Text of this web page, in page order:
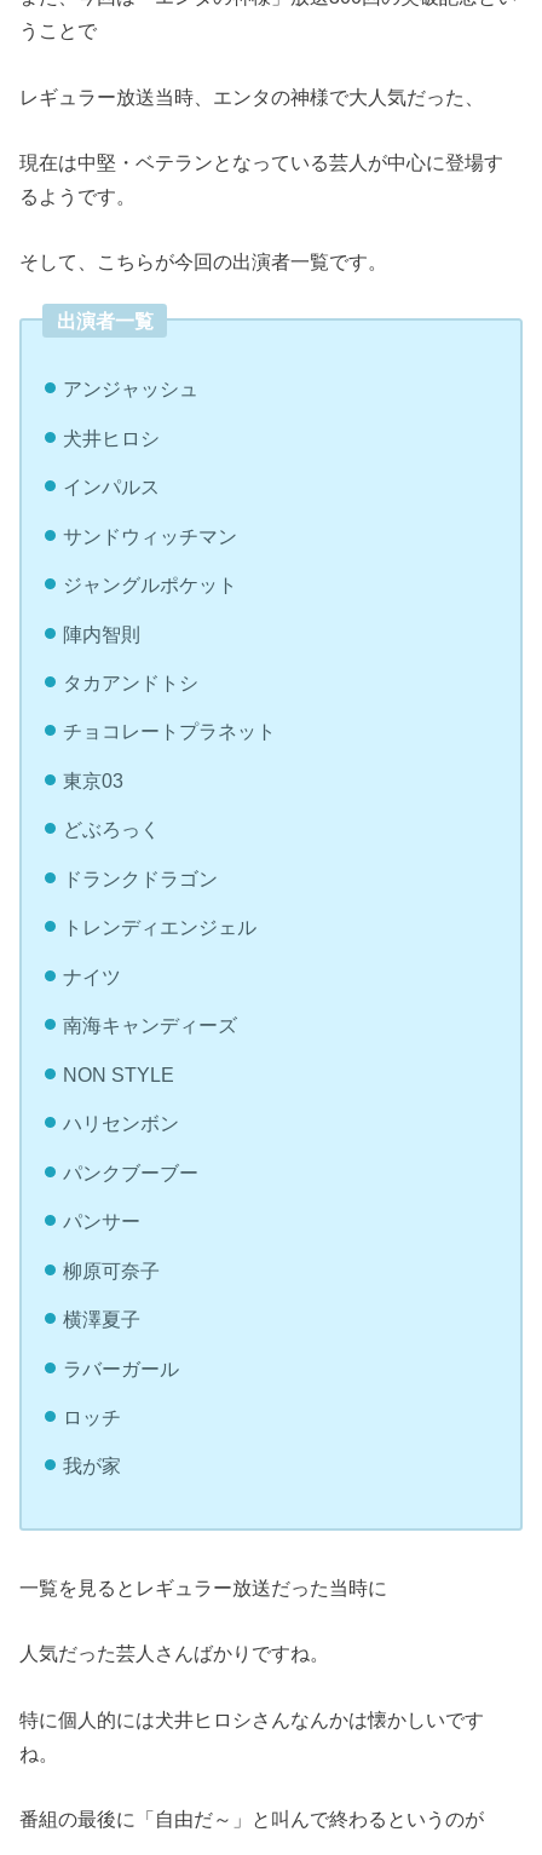
うことで
レギュラー放送当時、エンタの神様で大人気だった、
現在は中堅・ベテランとなっている芸人が中心に登場す
るようです。
そして、こちらが今回の出演者一覧です。
出演者一覧
アンジャッシュ
犬井ヒロシ
インパルス
サンドウィッチマン
ジャングルポケット
陣内智則
タカアンドトシ
チョコレートプラネット
東京03
どぶろっく
ドランクドラゴン
トレンディエンジェル
ナイツ
南海キャンディーズ
NON STYLE
ハリセンボン
パンクブーブー
パンサー
柳原可奈子
横澤夏子
ラバーガール
ロッチ
我が家
一覧を見るとレギュラー放送だった当時に
人気だった芸人さんばかりですね。
特に個人的には犬井ヒロシさんなんかは懐かしいです
ね。
番組の最後に「自由だ～」と叫んで終わるというのが